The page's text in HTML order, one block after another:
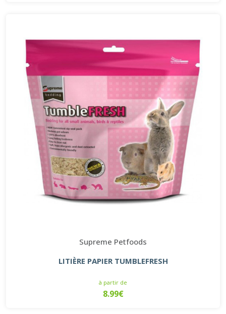
Supreme Petfoods
LITIÈRE PAPIER TUMBLEFRESH
à partir de
8.99€